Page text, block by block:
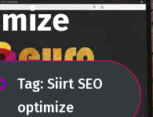
Tag: Siirt SEO
optimize